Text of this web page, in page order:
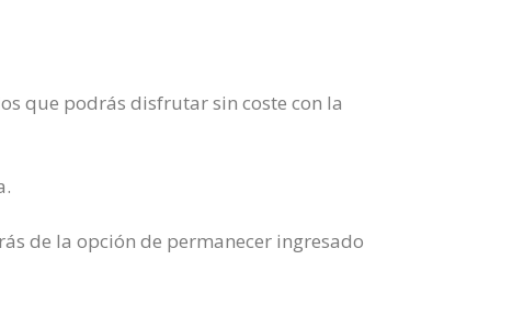
que podrás disfrutar sin coste con la
de la opción de permanecer ingresado